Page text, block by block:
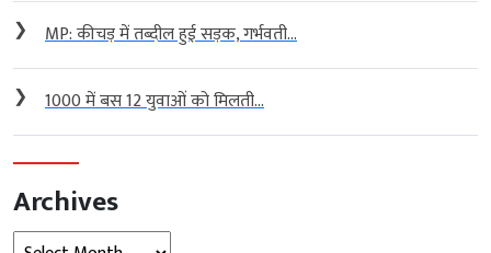
❯ MP: कीचड़ में तब्दील हुई सड़क, गर्भवती...
❯ 1000 में बस 12 युवाओं को मिलती...
Archives
Archives